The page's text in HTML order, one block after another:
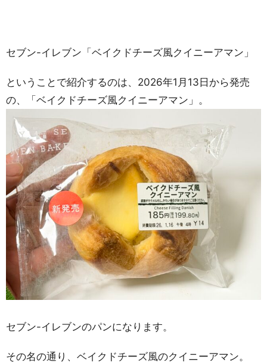
セブン-イレブン「ベイクドチーズ風クイニーアマン」
ということで紹介するのは、2026年1月13日から発売
の、「ベイクドチーズ風クイニーアマン」。
セブン-イレブンのパンになります。
その名の通り、ベイクドチーズ風のクイニーアマン。